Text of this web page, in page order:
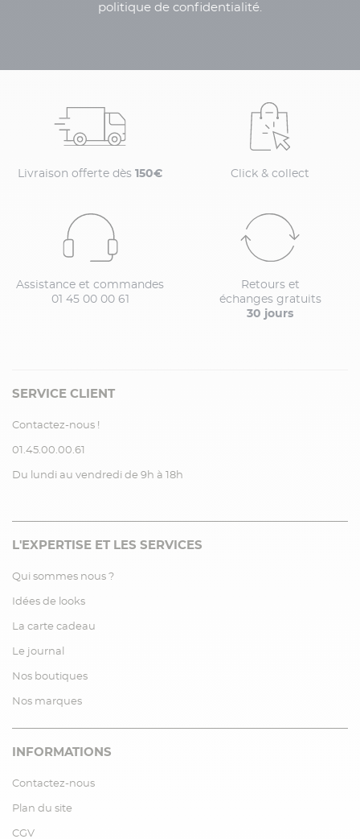
politique de confidentialité.
Livraison offerte dès 150€ Click & collect
Assistance et commandes
01 45 00 00 61
Retours et
échanges gratuits
30 jours
SERVICE CLIENT
Contactez-nous !
01.45.00.00.61
Du lundi au vendredi de 9h à 18h
L'EXPERTISE ET LES SERVICES
Qui sommes nous ?
Idées de looks
La carte cadeau
Le journal
Nos boutiques
Nos marques
INFORMATIONS
Contactez-nous
Plan du site
CGV